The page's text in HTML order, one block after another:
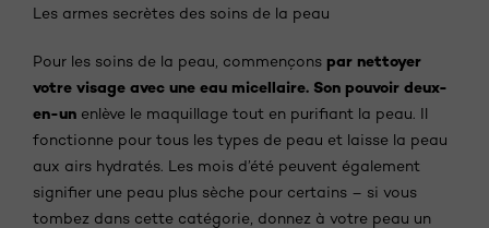
Les armes secrètes des soins de la peau
Pour les soins de la peau, commençons par nettoyer
votre visage avec une eau micellaire. Son pouvoir deux-
en-un enlève le maquillage tout en purifiant la peau. Il
fonctionne pour tous les types de peau et laisse la peau
aux airs hydratés. Les mois d’été peuvent également
signifier une peau plus sèche pour certains – si vous
tombez dans cette catégorie, donnez à votre peau un